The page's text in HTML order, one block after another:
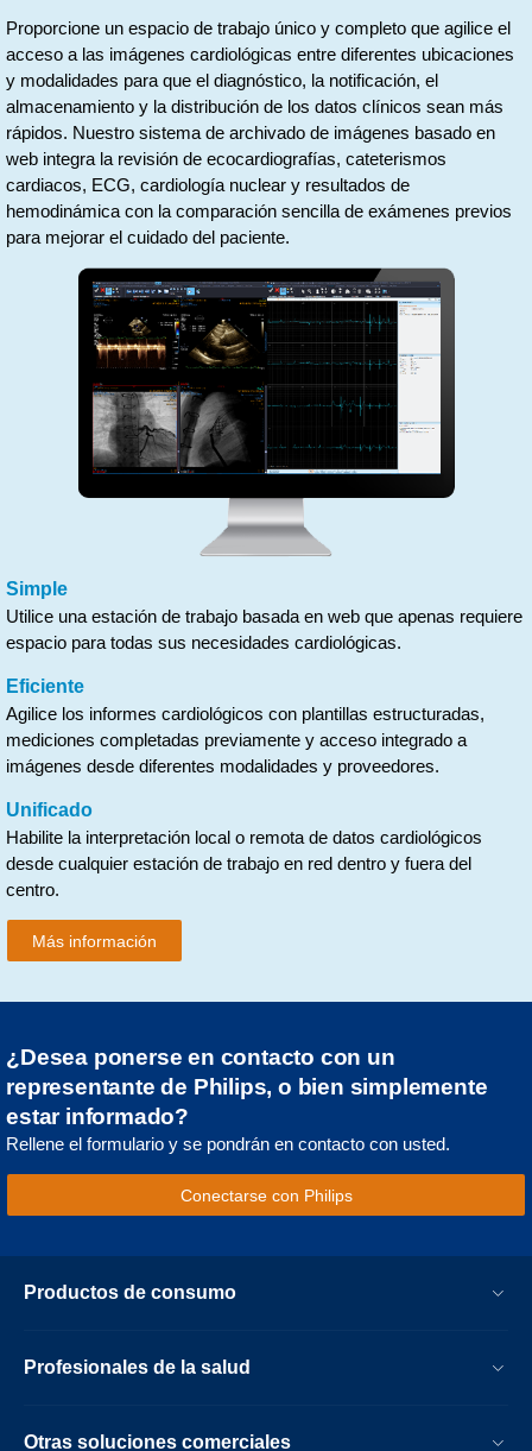
Proporcione un espacio de trabajo único y completo que agilice el
acceso a las imágenes cardiológicas entre diferentes ubicaciones
y modalidades para que el diagnóstico, la notificación, el
almacenamiento y la distribución de los datos clínicos sean más
rápidos. Nuestro sistema de archivado de imágenes basado en
web integra la revisión de ecocardiografías, cateterismos
cardiacos, ECG, cardiología nuclear y resultados de
hemodinámica con la comparación sencilla de exámenes previos
para mejorar el cuidado del paciente.
Simple
Utilice una estación de trabajo basada en web que apenas requiere
espacio para todas sus necesidades cardiológicas.
Eficiente
Agilice los informes cardiológicos con plantillas estructuradas,
mediciones completadas previamente y acceso integrado a
imágenes desde diferentes modalidades y proveedores.
Unificado
Habilite la interpretación local o remota de datos cardiológicos
desde cualquier estación de trabajo en red dentro y fuera del
centro.
Más información
¿Desea ponerse en contacto con un
representante de Philips, o bien simplemente
estar informado?
Rellene el formulario y se pondrán en contacto con usted.
Conectarse con Philips
Productos de consumo
Profesionales de la salud
Otras soluciones comerciales